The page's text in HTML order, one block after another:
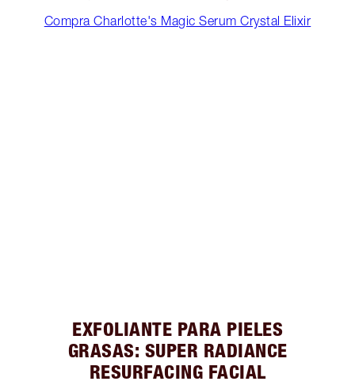
Compra Charlotte's Magic Serum Crystal Elixir
EXFOLIANTE PARA PIELES
GRASAS: SUPER RADIANCE
RESURFACING FACIAL